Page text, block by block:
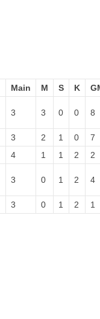
Main M S K
3 3 0 0 8
3 2 1 0 7
4 1 1 2 2
3 0 1 2 4
3 0 1 2 1